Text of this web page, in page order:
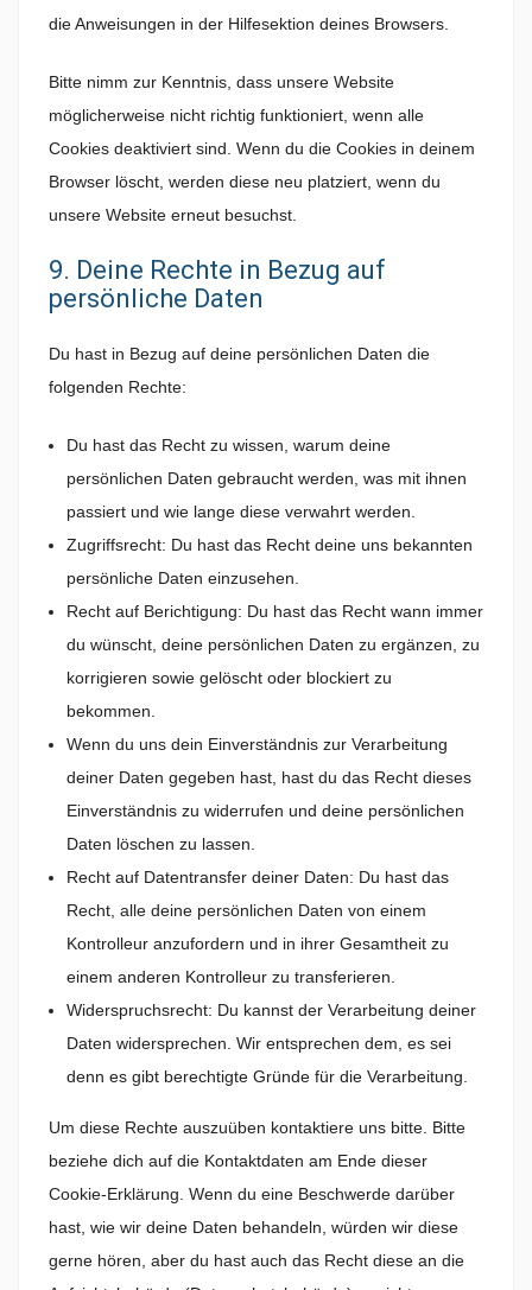
die Anweisungen in der Hilfesektion deines Browsers.
Bitte nimm zur Kenntnis, dass unsere Website
möglicherweise nicht richtig funktioniert, wenn alle
Cookies deaktiviert sind. Wenn du die Cookies in deinem
Browser löscht, werden diese neu platziert, wenn du
unsere Website erneut besuchst.
9. Deine Rechte in Bezug auf
persönliche Daten
Du hast in Bezug auf deine persönlichen Daten die
folgenden Rechte:
Du hast das Recht zu wissen, warum deine
persönlichen Daten gebraucht werden, was mit ihnen
passiert und wie lange diese verwahrt werden.
Zugriffsrecht: Du hast das Recht deine uns bekannten
persönliche Daten einzusehen.
Recht auf Berichtigung: Du hast das Recht wann immer
du wünscht, deine persönlichen Daten zu ergänzen, zu
korrigieren sowie gelöscht oder blockiert zu
bekommen.
Wenn du uns dein Einverständnis zur Verarbeitung
deiner Daten gegeben hast, hast du das Recht dieses
Einverständnis zu widerrufen und deine persönlichen
Daten löschen zu lassen.
Recht auf Datentransfer deiner Daten: Du hast das
Recht, alle deine persönlichen Daten von einem
Kontrolleur anzufordern und in ihrer Gesamtheit zu
einem anderen Kontrolleur zu transferieren.
Widerspruchsrecht: Du kannst der Verarbeitung deiner
Daten widersprechen. Wir entsprechen dem, es sei
denn es gibt berechtigte Gründe für die Verarbeitung.
Um diese Rechte auszuüben kontaktiere uns bitte. Bitte
beziehe dich auf die Kontaktdaten am Ende dieser
Cookie-Erklärung. Wenn du eine Beschwerde darüber
hast, wie wir deine Daten behandeln, würden wir diese
gerne hören, aber du hast auch das Recht diese an die